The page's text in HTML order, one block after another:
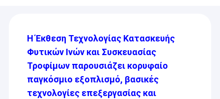
Η Έκθεση Τεχνολογίας Κατασκευής
Φυτικών Ινών και Συσκευασίας
Τροφίμων παρουσιάζει κορυφαίο
παγκόσμιο εξοπλισμό, βασικές
τεχνολογίες επεξεργασίας και